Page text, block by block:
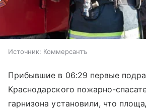
Источник: Коммерсантъ
Прибывшие в 06:29 первые
Краснодарского пожарно-
гарнизона установили, что